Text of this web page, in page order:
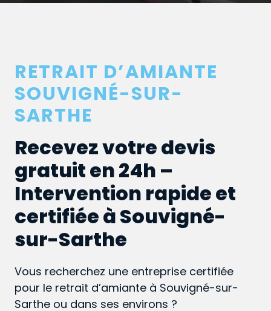
RETRAIT D’AMIANTE
SOUVIGNÉ-SUR-
SARTHE
Recevez votre devis
gratuit en 24h –
Intervention rapide et
certifiée à Souvigné-
sur-Sarthe
Vous recherchez une entreprise certifiée
pour le retrait d’amiante à Souvigné-sur-
Sarthe ou dans ses environs ?